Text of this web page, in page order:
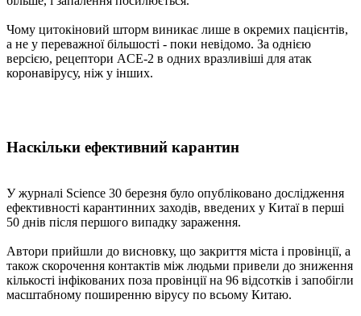
Чому цитокіновий шторм виникає лише в окремих пацієнтів,
а не у переважної більшості - поки невідомо. За однією
версією, рецептори ACE-2 в одних вразливіші для атак
коронавірусу, ніж у інших.
Наскільки ефективний карантин
У журналі Science 30 березня було опубліковано дослідження
ефективності карантинних заходів, введених у Китаї в перші
50 днів після першого випадку зараження.
Автори прийшли до висновку, що закриття міста і провінції, а
також скорочення контактів між людьми привели до зниження
кількості інфікованих поза провінції на 96 відсотків і запобігли
масштабному поширенню вірусу по всьому Китаю.